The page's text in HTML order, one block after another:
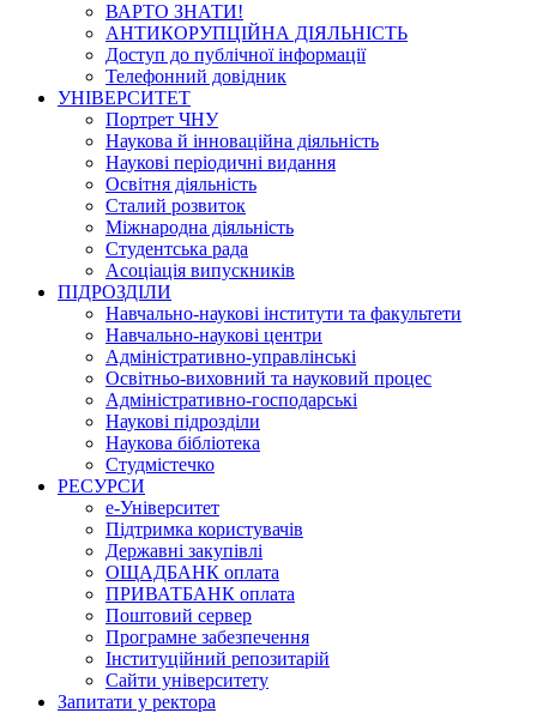
ВАРТО ЗНАТИ!
АНТИКОРУПЦІЙНА ДІЯЛЬНІСТЬ
Доступ до публічної інформації
Телефонний довідник
УНІВЕРСИТЕТ
Портрет ЧНУ
Наукова й інноваційна діяльність
Наукові періодичні видання
Освітня діяльність
Сталий розвиток
Міжнародна діяльність
Студентська рада
Асоціація випускників
ПІДРОЗДІЛИ
Навчально-наукові інститути та факультети
Навчально-наукові центри
Адміністративно-управлінські
Освітньо-виховний та науковий процес
Адміністративно-господарські
Наукові підрозділи
Наукова бібліотека
Студмістечко
РЕСУРСИ
е-Університет
Підтримка користувачів
Державні закупівлі
ОЩАДБАНК оплата
ПРИВАТБАНК оплата
Поштовий сервер
Програмне забезпечення
Інституційний репозитарій
Сайти університету
Запитати у ректора